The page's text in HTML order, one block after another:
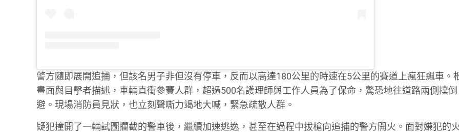
警方隨即展開追捕，但該名男子非但沒有停車，反而以高達180公里的時速在5公里的賽道上瘋狂飆車。
畫面與目擊者描述，車輛直衝參賽人群，超過500名護理師與工作人員為了保命，驚恐地往道路兩側撲
避。現場消防員見狀，也立刻聲嘶力竭地大喊，緊急疏散人群。
疑犯撞開了一輛試圖攔截的警車後，繼續加速逃逸，甚至在過程中拔槍向追捕的警方開火。面對嫌犯的